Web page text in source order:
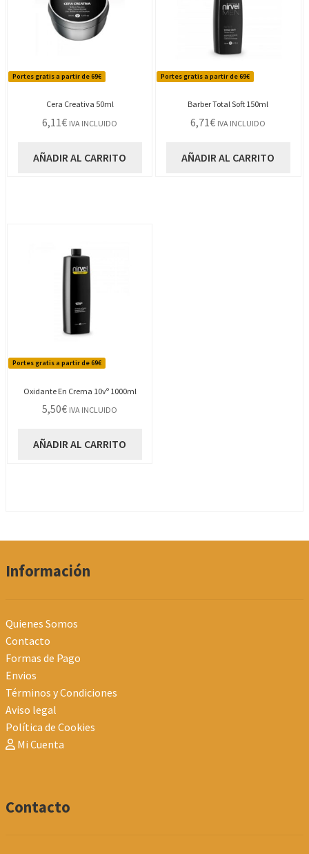
Portes gratis a partir de 69€
Cera Creativa 50ml
6,11€ IVA INCLUIDO
AÑADIR AL CARRITO
Portes gratis a partir de 69€
Barber Total Soft 150ml
6,71€ IVA INCLUIDO
AÑADIR AL CARRITO
Portes gratis a partir de 69€
Oxidante En Crema 10vº 1000ml
5,50€ IVA INCLUIDO
AÑADIR AL CARRITO
Información
Quienes Somos
Contacto
Formas de Pago
Envios
Términos y Condiciones
Aviso legal
Política de Cookies
Mi Cuenta
Contacto